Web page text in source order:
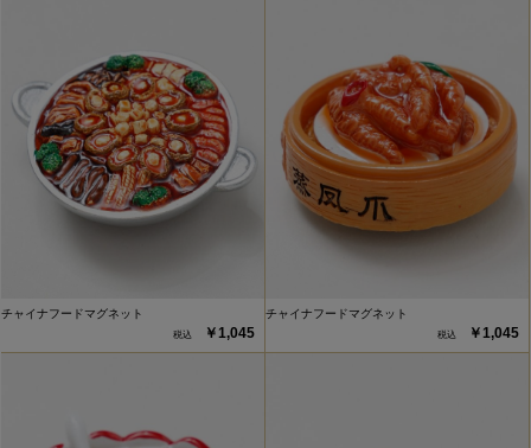
チャイナフードマグネット
￥1,045
チャイナフードマグネット
￥1,045